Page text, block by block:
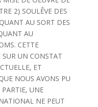
2) SOULÊVE DES
AU SORT DES
AU
CETTE
SUR UN CONSTAT
ET
NOUS AVONS PU
PARTIE, UNE
NE PEUT